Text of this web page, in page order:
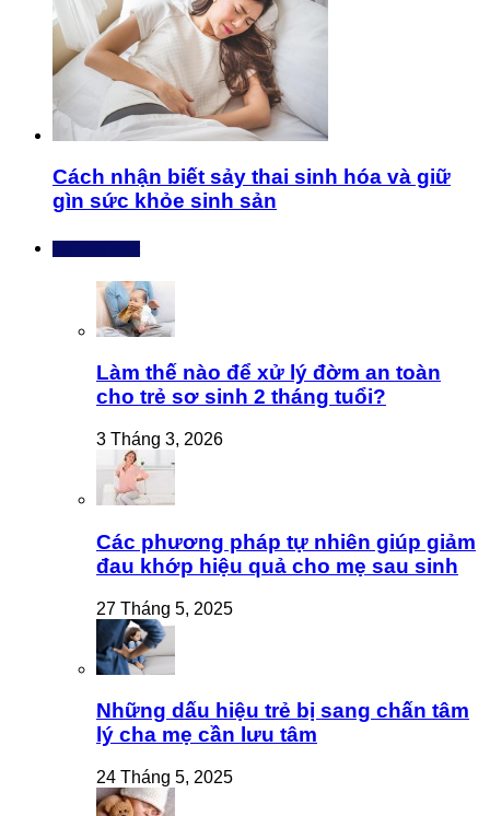
Cách nhận biết sảy thai sinh hóa và giữ
gìn sức khỏe sinh sản
Làm thế nào để xử lý đờm an toàn
cho trẻ sơ sinh 2 tháng tuổi?
3 Tháng 3, 2026
Các phương pháp tự nhiên giúp giảm
đau khớp hiệu quả cho mẹ sau sinh
27 Tháng 5, 2025
Những dấu hiệu trẻ bị sang chấn tâm
lý cha mẹ cần lưu tâm
24 Tháng 5, 2025